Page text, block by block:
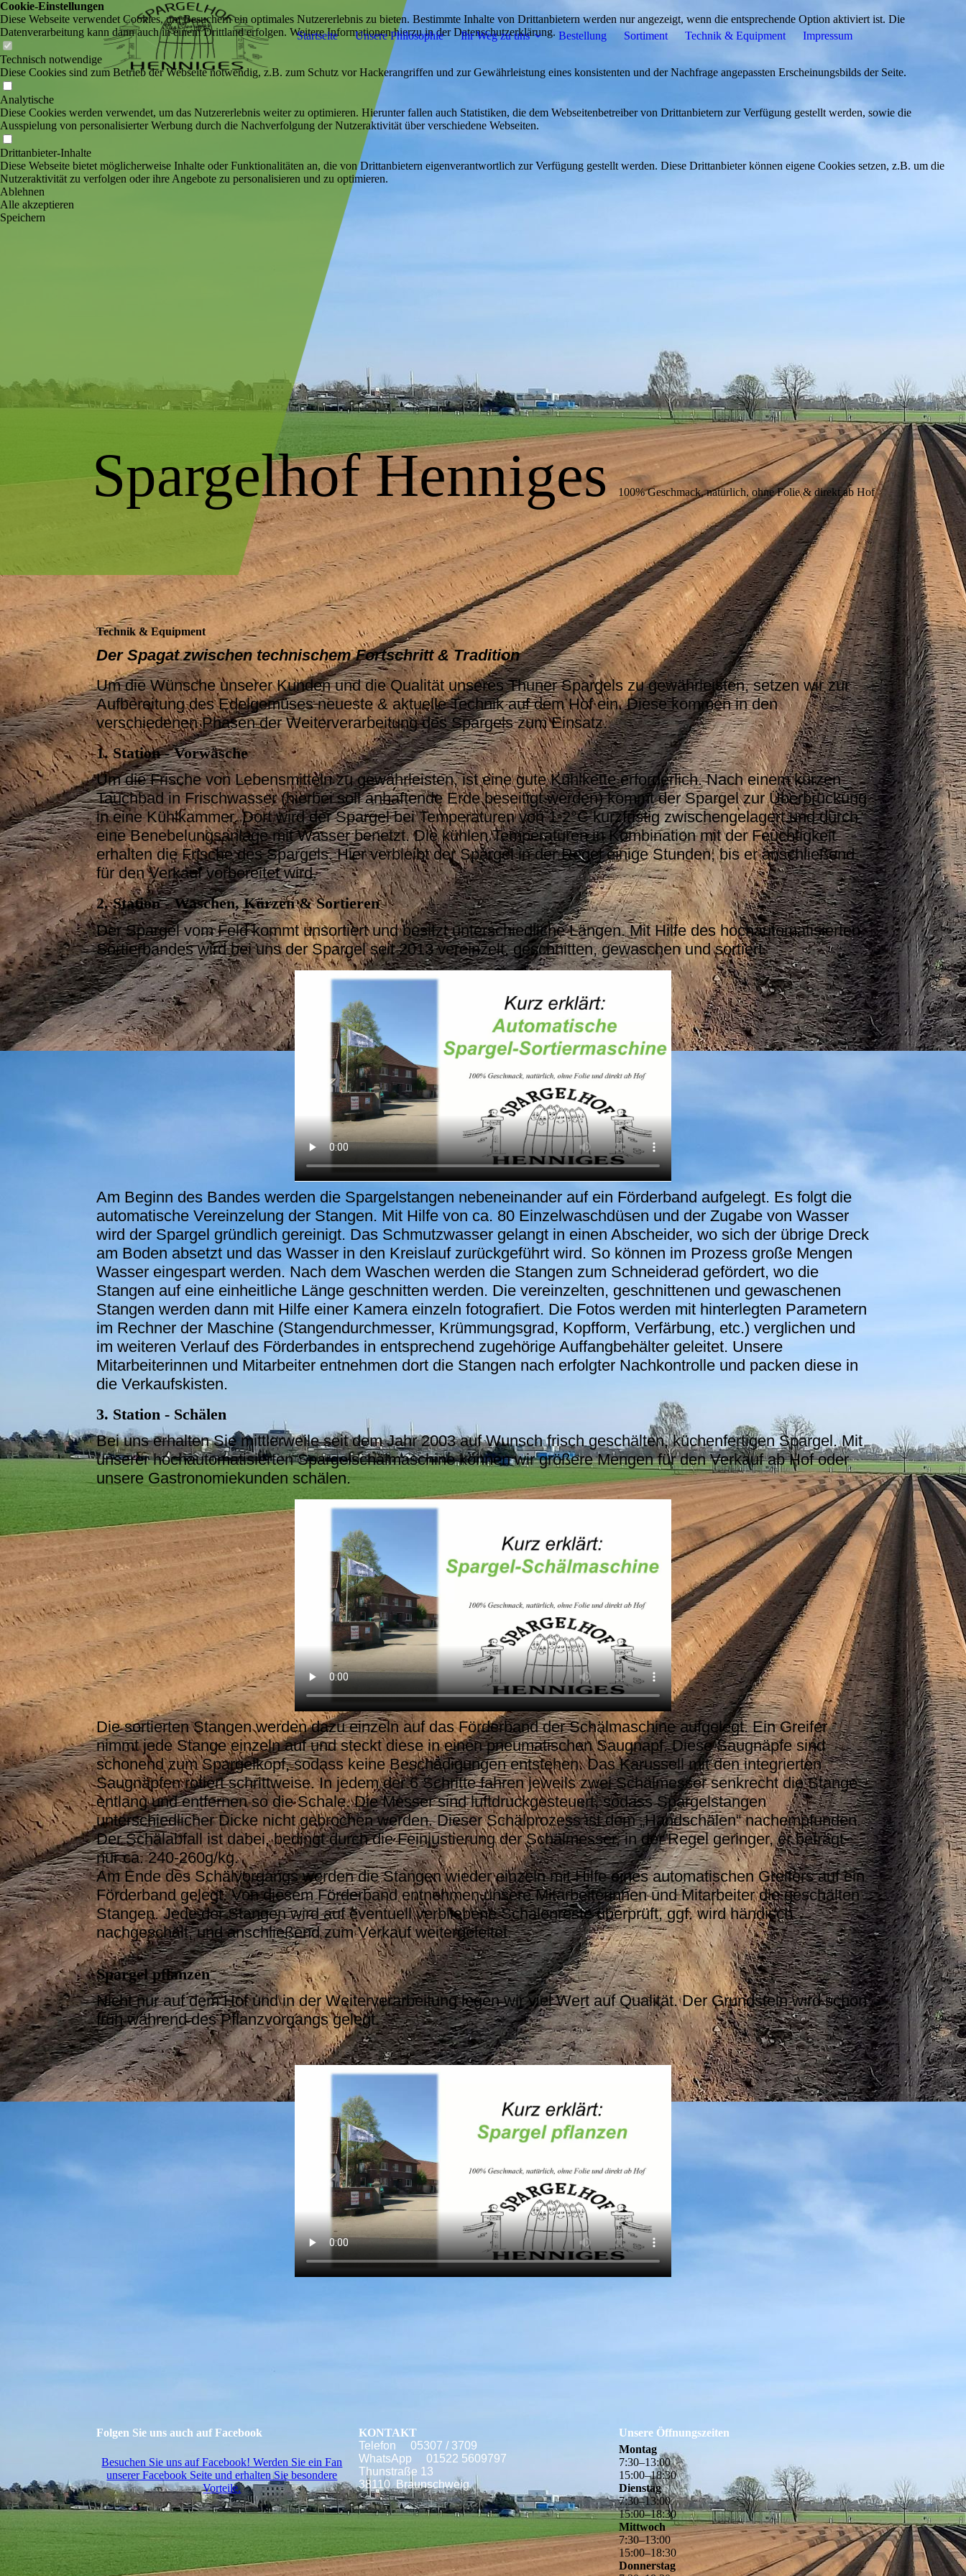
Startseite Unsere Philosophie Ihr Weg zu uns Bestellung Sortiment Technik & Equipment Impressum
Spargelhof Henniges 100% Geschmack, natürlich, ohne Folie & direkt ab Hof
Technik & Equipment
Der Spagat zwischen technischem Fortschritt & Tradition
Um die Wünsche unserer Kunden und die Qualität unseres Thuner Spargels zu gewährleisten, setzen wir zur
Aufbereitung des Edelgemüses neueste & aktuelle Technik auf dem Hof ein. Diese kommen in den
verschiedenen Phasen der Weiterverarbeitung des Spargels zum Einsatz.
1. Station - Vorwäsche
Um die Frische von Lebensmitteln zu gewährleisten, ist eine gute Kühlkette erforderlich. Nach einem kurzen
Tauchbad in Frischwasser (hierbei soll anhaftende Erde beseitigt werden) kommt der Spargel zur Überbrückung
in eine Kühlkammer. Dort wird der Spargel bei Temperaturen von 1-2°C kurzfristig zwischengelagert und durch
eine Benebelungsanlage mit Wasser benetzt. Die kühlen Temperaturen in Kombination mit der Feuchtigkeit
erhalten die Frische des Spargels. Hier verbleibt der Spargel in der Regel einige Stunden, bis er anschließend
für den Verkauf vorbereitet wird.
2. Station - Waschen, Kürzen & Sortieren
Der Spargel vom Feld kommt unsortiert und besitzt unterschiedliche Längen. Mit Hilfe des hochautomatisierten
Sortierbandes wird bei uns der Spargel seit 2013 vereinzelt, geschnitten, gewaschen und sortiert.
Am Beginn des Bandes werden die Spargelstangen nebeneinander auf ein Förderband aufgelegt. Es folgt die
automatische Vereinzelung der Stangen. Mit Hilfe von ca. 80 Einzelwaschdüsen und der Zugabe von Wasser
wird der Spargel gründlich gereinigt. Das Schmutzwasser gelangt in einen Abscheider, wo sich der übrige Dreck
am Boden absetzt und das Wasser in den Kreislauf zurückgeführt wird. So können im Prozess große Mengen
Wasser eingespart werden. Nach dem Waschen werden die Stangen zum Schneiderad gefördert, wo die
Stangen auf eine einheitliche Länge geschnitten werden. Die vereinzelten, geschnittenen und gewaschenen
Stangen werden dann mit Hilfe einer Kamera einzeln fotografiert. Die Fotos werden mit hinterlegten Parametern
im Rechner der Maschine (Stangendurchmesser, Krümmungsgrad, Kopfform, Verfärbung, etc.) verglichen und
im weiteren Verlauf des Förderbandes in entsprechend zugehörige Auffangbehälter geleitet. Unsere
Mitarbeiterinnen und Mitarbeiter entnehmen dort die Stangen nach erfolgter Nachkontrolle und packen diese in
die Verkaufskisten.
3. Station - Schälen
Bei uns erhalten Sie mittlerweile seit dem Jahr 2003 auf Wunsch frisch geschälten, küchenfertigen Spargel. Mit
unserer hochautomatisierten Spargelschälmaschine können wir größere Mengen für den Verkauf ab Hof oder
unsere Gastronomiekunden schälen.
Die sortierten Stangen werden dazu einzeln auf das Förderband der Schälmaschine aufgelegt. Ein Greifer
nimmt jede Stange einzeln auf und steckt diese in einen pneumatischen Saugnapf. Diese Saugnäpfe sind
schonend zum Spargelkopf, sodass keine Beschädigungen entstehen. Das Karussell mit den integrierten
Saugnäpfen rotiert schrittweise. In jedem der 6 Schritte fahren jeweils zwei Schälmesser senkrecht die Stange
entlang und entfernen so die Schale. Die Messer sind luftdruckgesteuert, sodass Spargelstangen
unterschiedlicher Dicke nicht gebrochen werden. Dieser Schälprozess ist dem „Handschälen“ nachempfunden.
Der Schälabfall ist dabei, bedingt durch die Feinjustierung der Schälmesser, in der Regel geringer, er beträgt
nur ca. 240-260g/kg.
Am Ende des Schälvorgangs werden die Stangen wieder einzeln mit Hilfe eines automatischen Greifers auf ein
Förderband gelegt. Von diesem Förderband entnehmen unsere Mitarbeiterinnen und Mitarbeiter die geschälten
Stangen. Jede der Stangen wird auf eventuell verbliebene Schalenreste überprüft, ggf. wird händisch
nachgeschält, und anschließend zum Verkauf weitergeleitet.
Spargel pflanzen
Nicht nur auf dem Hof und in der Weiterverarbeitung legen wir viel Wert auf Qualität. Der Grundstein wird schon
früh während des Pflanzvorgangs gelegt.
Folgen Sie uns auch auf Facebook
Besuchen Sie uns auf Facebook! Werden Sie ein Fan
unserer Facebook Seite und erhalten Sie besondere
Vorteile.
KONTAKT
Telefon 05307 / 3709
WhatsApp 01522 5609797
Thunstraße 13
38110 Braunschweig
Unsere Öffnungszeiten
Montag
7:30–13:00
15:00–18:30
Dienstag
7:30–13:00
15:00–18:30
Mittwoch
7:30–13:00
15:00–18:30
Donnerstag
Cookie-Einstellungen
Diese Webseite verwendet Cookies, um Besuchern ein optimales Nutzererlebnis zu bieten. Bestimmte Inhalte von Drittanbietern werden nur angezeigt, wenn die entsprechende Option aktiviert ist. Die
Datenverarbeitung kann dann auch in einem Drittland erfolgen. Weitere Informationen hierzu in der Datenschutzerklärung.
Technisch notwendige
Diese Cookies sind zum Betrieb der Webseite notwendig, z.B. zum Schutz vor Hackerangriffen und zur Gewährleistung eines konsistenten und der Nachfrage angepassten Erscheinungsbilds der Seite.
Analytische
Diese Cookies werden verwendet, um das Nutzererlebnis weiter zu optimieren. Hierunter fallen auch Statistiken, die dem Webseitenbetreiber von Drittanbietern zur Verfügung gestellt werden, sowie die
Ausspielung von personalisierter Werbung durch die Nachverfolgung der Nutzeraktivität über verschiedene Webseiten.
Drittanbieter-Inhalte
Diese Webseite bietet möglicherweise Inhalte oder Funktionalitäten an, die von Drittanbietern eigenverantwortlich zur Verfügung gestellt werden. Diese Drittanbieter können eigene Cookies setzen, z.B. um die
Nutzeraktivität zu verfolgen oder ihre Angebote zu personalisieren und zu optimieren.
Ablehnen
Alle akzeptieren
Speichern